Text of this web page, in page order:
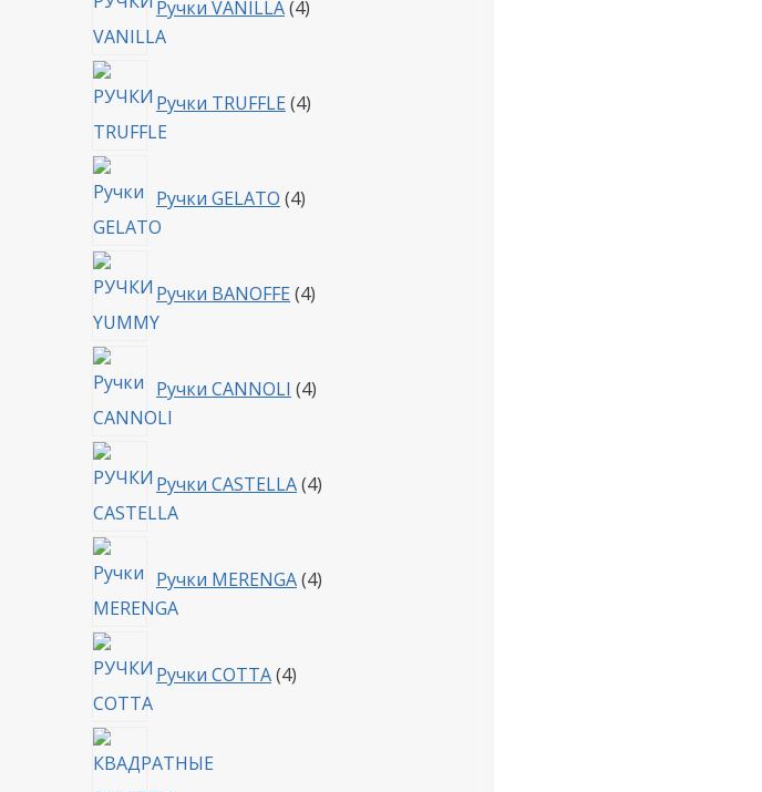
Ручки VANILLA 4товара
Ручки TRUFFLE 4товара
Ручки GELATO 4товара
Ручки BANOFFE 4товара
Ручки CANNOLI 4товара
Ручки CASTELLA 4товара
Ручки MERENGA 4товара
Ручки COTTA 4товара